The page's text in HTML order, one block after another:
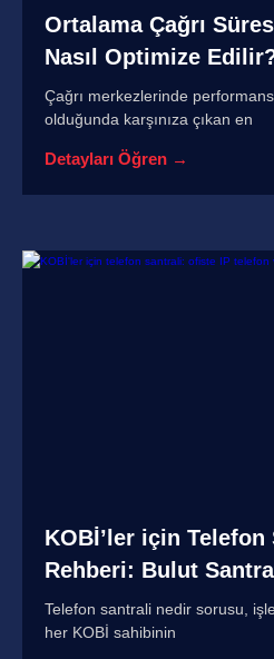
Ortalama Çağrı
Nasıl Optimize
Çağrı merkezlerinde
olduğunda karşınıza çıkan en
Detayları Öğren →
KOBİ’ler için
Rehberi: Bulut
Telefon santrali nedir sorusu,
her KOBİ sahibinin